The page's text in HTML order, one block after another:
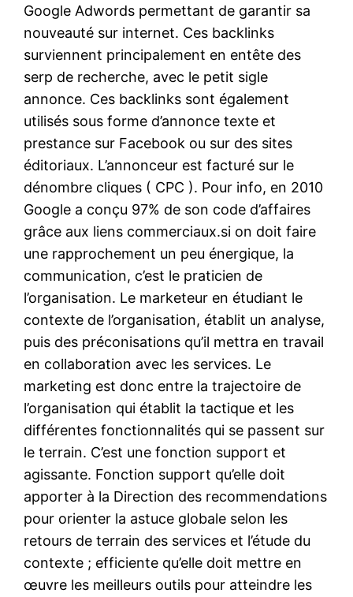
Google Adwords permettant de garantir sa
nouveauté sur internet. Ces backlinks
surviennent principalement en entête des
serp de recherche, avec le petit sigle
annonce. Ces backlinks sont également
utilisés sous forme d’annonce texte et
prestance sur Facebook ou sur des sites
éditoriaux. L’annonceur est facturé sur le
dénombre cliques ( CPC ). Pour info, en 2010
Google a conçu 97% de son code d’affaires
grâce aux liens commerciaux.si on doit faire
une rapprochement un peu énergique, la
communication, c’est le praticien de
l’organisation. Le marketeur en étudiant le
contexte de l’organisation, établit un analyse,
puis des préconisations qu’il mettra en travail
en collaboration avec les services. Le
marketing est donc entre la trajectoire de
l’organisation qui établit la tactique et les
différentes fonctionnalités qui se passent sur
le terrain. C’est une fonction support et
agissante. Fonction support qu’elle doit
apporter à la Direction des recommendations
pour orienter la astuce globale selon les
retours de terrain des services et l’étude du
contexte ; efficiente qu’elle doit mettre en
œuvre les meilleurs outils pour atteindre les